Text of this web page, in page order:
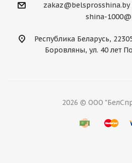
zakaz@belsprosshina.by
shina-
Республика Беларусь,
Боровляны, ул. 40 лет
2026 © ООО